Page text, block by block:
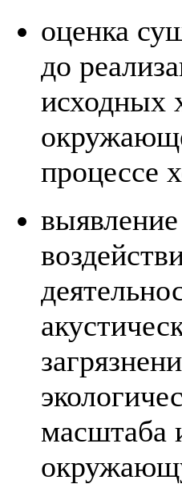
оценка
до
исходных
процессе
масштаба